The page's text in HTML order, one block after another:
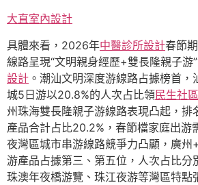
大直室內設計
具體來看，2026年中醫診所設計春節
線路呈現“文明親身經歷+雙長隆親子游
設計 。潮汕文明深度游線路占據榜首
城5日游以20.8%的人次占比領民生社
州珠海雙長隆親子游線路表現凸起，
產品合計占比20.2%，春節檔家庭出游
夜灣區城市串游線路競爭力凸顯，廣
游產品占據第三、第五位，人次占比分
珠澳年夜橋游覽、珠江夜游等灣區特點